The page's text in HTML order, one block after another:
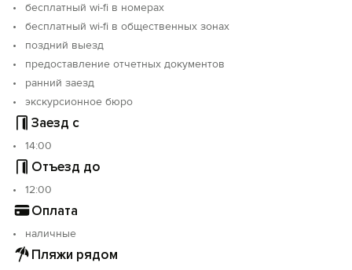
бесплатный wi-fi в номерах
бесплатный wi-fi в общественных зонах
поздний выезд
предоставление отчетных документов
ранний заезд
экскурсионное бюро
Заезд с
14:00
Отъезд до
12:00
Оплата
наличные
Пляжи рядом